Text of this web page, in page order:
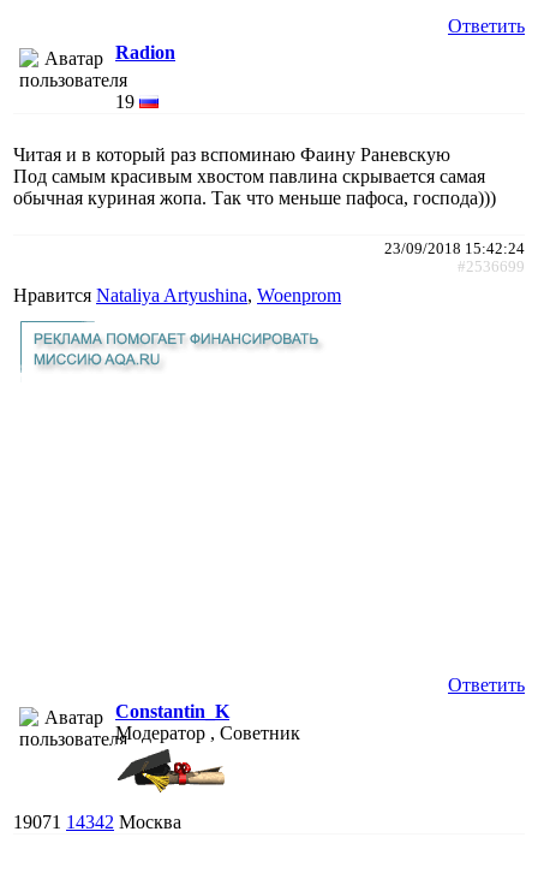
Ответить
Radion
19
Читая и в который раз вспоминаю Фаину Раневскую
Под самым красивым хвостом павлина скрывается самая
обычная куриная жопа. Так что меньше пафоса, господа)))
23/09/2018 15:42:24
#2536699
Нравится Nataliya Artyushina, Woenprom
Ответить
Constantin_K
Модератор , Советник
19071 14342 Москва